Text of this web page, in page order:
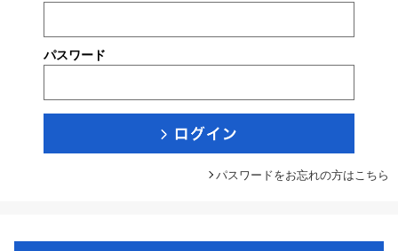
パスワード
パスワードをお忘れの方はこちら